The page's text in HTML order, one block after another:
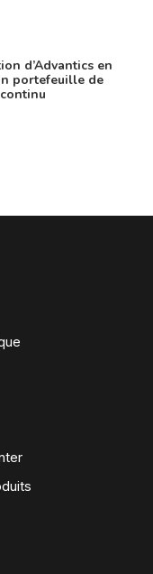
d’Advantics en
portefeuille de